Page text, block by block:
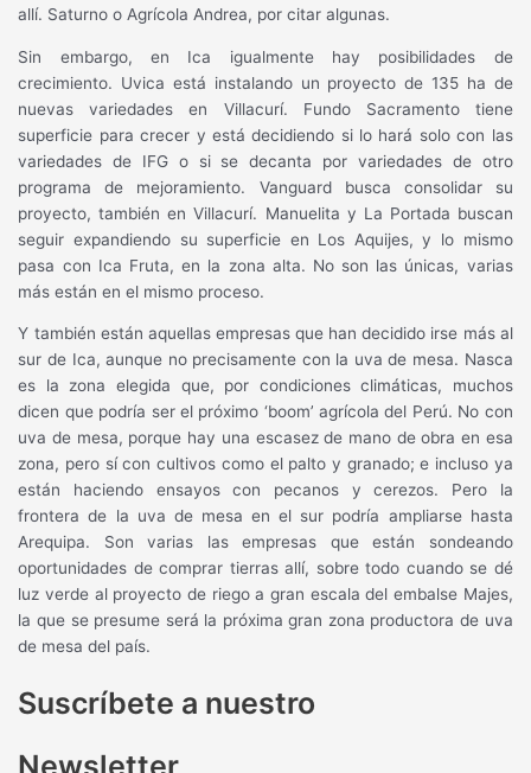
allí. Saturno o Agrícola Andrea, por citar algunas.
Sin embargo, en Ica igualmente hay posibilidades de
crecimiento. Uvica está instalando un proyecto de 135 ha de
nuevas variedades en Villacurí. Fundo Sacramento tiene
superficie para crecer y está decidiendo si lo hará solo con las
variedades de IFG o si se decanta por variedades de otro
programa de mejoramiento. Vanguard busca consolidar su
proyecto, también en Villacurí. Manuelita y La Portada buscan
seguir expandiendo su superficie en Los Aquijes, y lo mismo
pasa con Ica Fruta, en la zona alta. No son las únicas, varias
más están en el mismo proceso.
Y también están aquellas empresas que han decidido irse más al
sur de Ica, aunque no precisamente con la uva de mesa. Nasca
es la zona elegida que, por condiciones climáticas, muchos
dicen que podría ser el próximo ‘boom’ agrícola del Perú. No con
uva de mesa, porque hay una escasez de mano de obra en esa
zona, pero sí con cultivos como el palto y granado; e incluso ya
están haciendo ensayos con pecanos y cerezos. Pero la
frontera de la uva de mesa en el sur podría ampliarse hasta
Arequipa. Son varias las empresas que están sondeando
oportunidades de comprar tierras allí, sobre todo cuando se dé
luz verde al proyecto de riego a gran escala del embalse Majes,
la que se presume será la próxima gran zona productora de uva
de mesa del país.
Suscríbete a nuestro
Newsletter